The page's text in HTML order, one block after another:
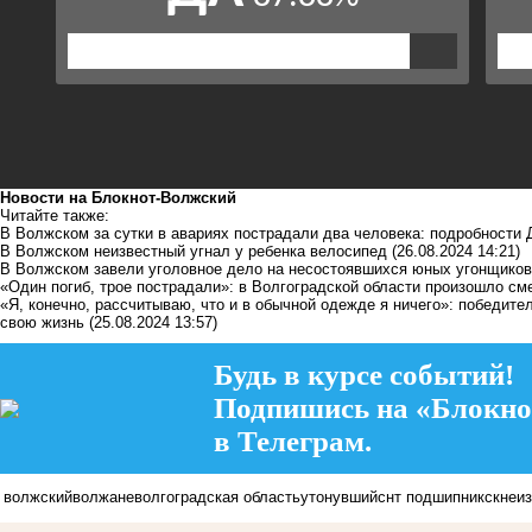
Новости на Блoкнoт-Волжский
Читайте также:
В Волжском за сутки в авариях пострадали два человека: подробности
В Волжском неизвестный угнал у ребенка велосипед (26.08.2024 14:21)
В Волжском завели уголовное дело на несостоявшихся юных угонщиков
«Один погиб, трое пострадали»: в Волгоградской области произошло
«Я, конечно, рассчитываю, что и в обычной одежде я ничего»:
свою жизнь (25.08.2024 13:57)
Будь в курсе событий!
Подпишись на
в Телеграм.
волжскийволжаневолгоградская областьутонувшийснт подшипникск